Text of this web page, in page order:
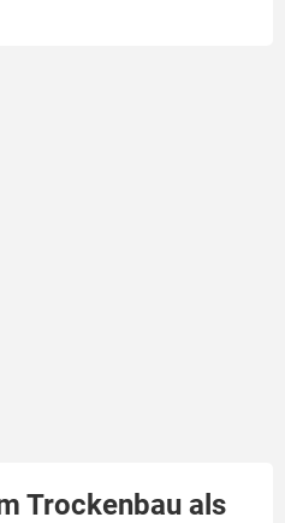
Trockenbau als